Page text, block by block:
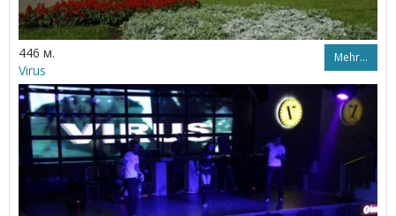
446 м. Mehr…
Virus